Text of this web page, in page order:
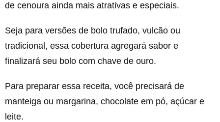
de cenoura ainda mais atrativas e especiais.
Seja para versões de bolo trufado, vulcão ou
tradicional, essa cobertura agregará sabor e
finalizará seu bolo com chave de ouro.
Para preparar essa receita, você precisará de
manteiga ou margarina, chocolate em pó, açúcar e
leite.